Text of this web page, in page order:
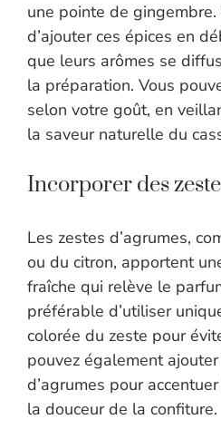
une pointe de
d’ajouter ces épices en
que leurs arômes se
la préparation. Vous
selon votre goût, en
la saveur naturelle du
Incorporer des
Les zestes d’agrumes,
ou du citron, apportent
fraîche qui relève le
préférable d’utiliser
colorée du zeste pour
pouvez également
d’agrumes pour
la douceur de la confiture.